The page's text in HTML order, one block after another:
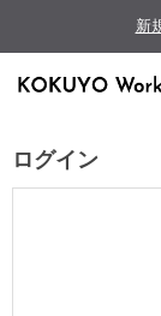
新
ログイン